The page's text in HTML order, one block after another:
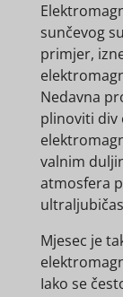
sunčevog
primjer,
Nedavna
plinoviti div
valnim
atmosfera
Mjesec je
Iako se